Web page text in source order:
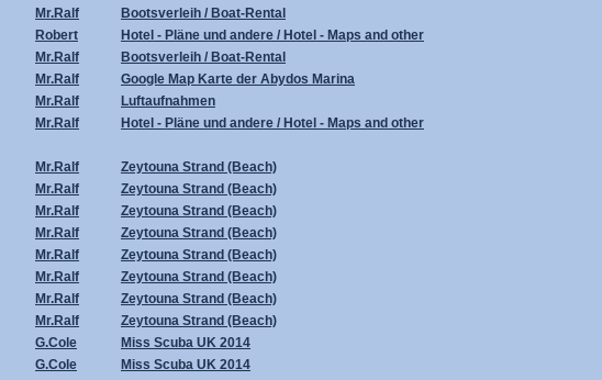
Mr.Ralf Bootsverleih / Boat-Rental
Robert Hotel - Pläne und andere / Hotel - Maps and other
Mr.Ralf Bootsverleih / Boat-Rental
Mr.Ralf Google Map Karte der Abydos Marina
Mr.Ralf Luftaufnahmen
Mr.Ralf Hotel - Pläne und andere / Hotel - Maps and other
Mr.Ralf Zeytouna Strand (Beach)
Mr.Ralf Zeytouna Strand (Beach)
Mr.Ralf Zeytouna Strand (Beach)
Mr.Ralf Zeytouna Strand (Beach)
Mr.Ralf Zeytouna Strand (Beach)
Mr.Ralf Zeytouna Strand (Beach)
Mr.Ralf Zeytouna Strand (Beach)
Mr.Ralf Zeytouna Strand (Beach)
G.Cole Miss Scuba UK 2014
G.Cole Miss Scuba UK 2014